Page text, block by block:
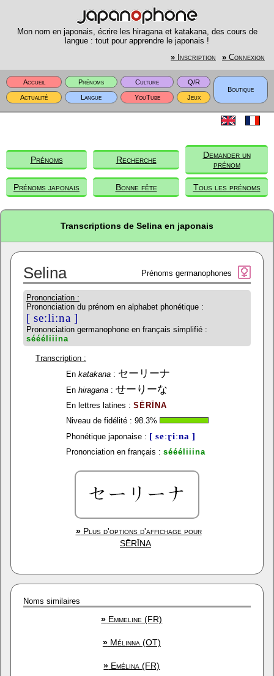
Mon nom en japonais, écrire les hiragana et katakana, des cours de
langue : tout pour apprendre le japonais !
» Inscription » Connexion
Accueil Prénoms Culture
Q/R
Boutique
Actualité
Langue YouTube Jeux
Prénoms Recherche
Demander un
prénom
Prénoms japonais Bonne fête Tous les prénoms
Transcriptions de Selina en japonais
Selina Prénoms germanophones
Prononciation :
Prononciation du prénom en alphabet phonétique :
[ seːliːna ]
Prononciation germanophone en français simplifié :
séééliiina
Transcription :
En katakana: セーリーナ
En hiragana: せーりーな
En lettres latines : SĒRĪNA
Niveau de fidélité : 98.3%
Phonétique japonaise : [ seːɽiːna ]
Prononciation en français : séééliiina
»Plus d'options d'affichage pour
SĒRĪNA
Noms similaires
» Emmeline (FR)
»Mélinna (OT)
» Emélina (FR)